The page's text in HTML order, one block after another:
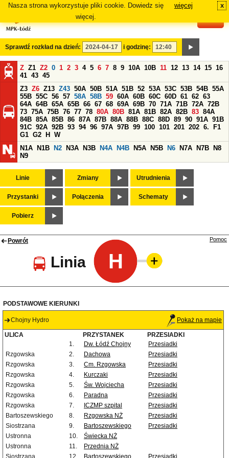
Nasza strona wykorzystuje pliki cookie. Dowiedz się
więcej.
więcej x
Sprawdź rozkład na dzień: i godzinę:
Z Z1 Z2 0 1 2 3 4 5 6 7 8 9 10A 10B 11 12 13 14 15 16
41 43 45
Z3 Z6 Z13 Z43 50A 50B 51A 51B 52 53A 53C 53B 54B 55A
55B 55C 56 57 58A 58B 59 60A 60B 60C 60D 61 62 63
64A 64B 65A 65B 66 67 68 69A 69B 70 71A 71B 72A 72B
73 75A 75B 76 77 78 80A 80B 81A 81B 82A 82B 83 84A
84B 85A 85B 86 87A 87B 88A 88B 88C 88D 89 90 91A 91B
91C 92A 92B 93 94 96 97A 97B 99 100 101 201 202 6.
F1
G1 G2 H
W
N1A
N1B N2 N3A N3B N4A N4B N5A N5B N6 N7A N7B
N8
N9
Linie Zmiany Utrudnienia
Przystanki Połączenia Schematy
Pobierz
Powrót
Linia H
Pomoc
PODSTAWOWE KIERUNKI
Chojny Hydro Pokaż na mapie
ULICA PRZYSTANEK
PRZESIADKI
1.
Dw. Łódź Chojny
Przesiadki
Rzgowska
2. Dachowa
Przesiadki
Rzgowska
3. Cm. Rzgowska
Przesiadki
Rzgowska
4. Kurczaki
Przesiadki
Rzgowska
5. Św. Wojciecha
Przesiadki
Rzgowska
6. Paradna
Przesiadki
Rzgowska
7. ICZMP szpital
Przesiadki
Bartoszewskiego
8. Rzgowska NŻ
Przesiadki
Siostrzana
9. Bartoszewskiego
Przesiadki
Ustronna
10.
Świecka NŻ
Ustronna
11.
Przednia NŻ
Siostrzana
12. Bartoszewskiego Przesiadki